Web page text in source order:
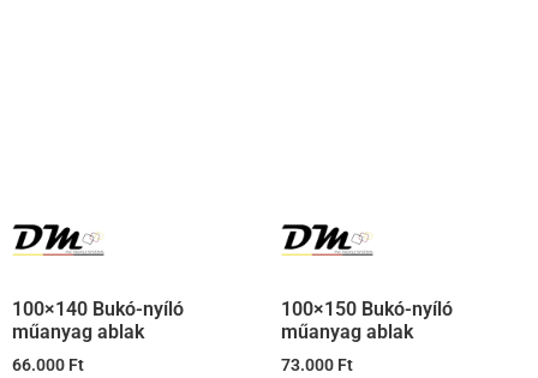
100×140 Bukó-nyíló
műanyag ablak
66.000 Ft
100×150 Bukó-nyíló
műanyag ablak
73.000 Ft